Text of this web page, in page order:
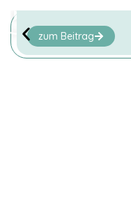
zum Beitrag